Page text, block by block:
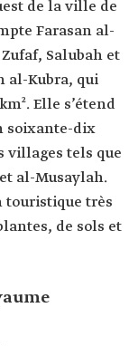
de la ville de
Farasan al-
Salubah et
al-Kubra, qui
Elle s’étend
soixante-dix
villages tels que
al-Musaylah.
touristique très
de sols et